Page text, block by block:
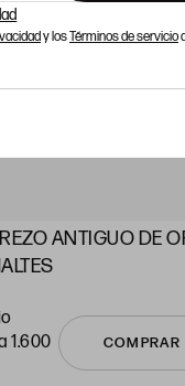
y losTérminos de servicio
ANTIGUO DE
1.600
COMPRAR